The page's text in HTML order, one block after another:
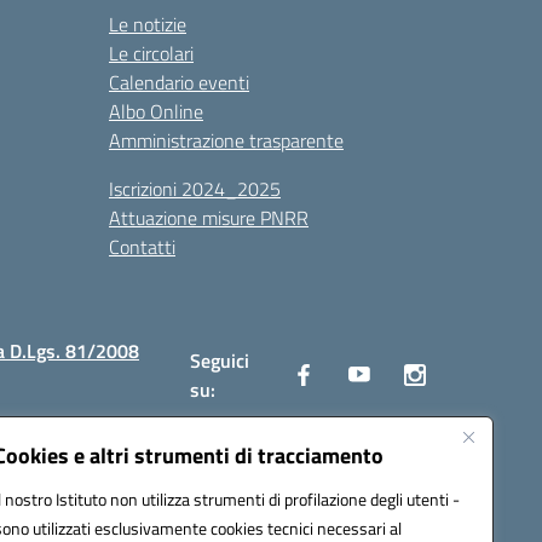
e altri strumenti di tracciamento
nostro Istituto non utilizza strumenti di profilazione degli utenti -
utilizzati esclusivamente cookies tecnici necessari al
Le notizie
Le circolari
Calendario eventi
Albo Online
Amministrazione trasparente
Iscrizioni 2024_2025
Attuazione misure PNRR
Contatti
D.Lgs. 81/2008
Seguici
su: